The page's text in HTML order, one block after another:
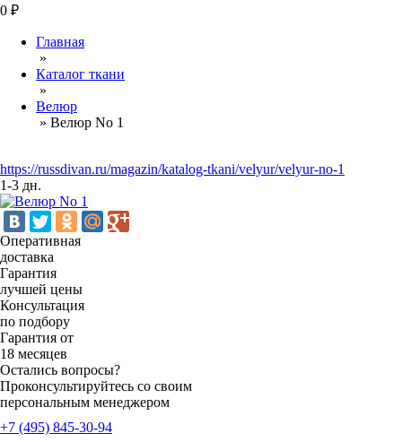
0 ₽
Главная
»
Каталог ткани
»
Велюр
» Велюр No 1
https://russdivan.ru/magazin/katalog-tkani/velyur/velyur-no-1
1-3 дн.
Оперативная
доставка
Гарантия
лучшей цены
Консультация
по подбору
Гарантия от
18 месяцев
Остались вопросы?
Проконсультируйтесь со своим
персональным менеджером
+7 (495) 845-30-94